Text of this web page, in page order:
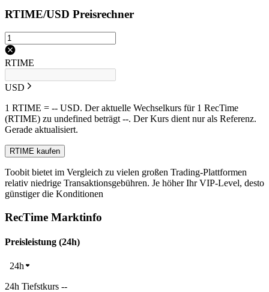
RTIME/USD Preisrechner
RTIME
USD
1 RTIME = -- USD. Der aktuelle Wechselkurs für 1 RecTime
(RTIME) zu undefined beträgt --. Der Kurs dient nur als Referenz.
Gerade aktualisiert.
RTIME kaufen
Toobit bietet im Vergleich zu vielen großen Trading-Plattformen
relativ niedrige Transaktionsgebühren. Je höher Ihr VIP-Level, desto
günstiger die Konditionen
RecTime Marktinfo
Preisleistung (24h)
24h
24h Tiefstkurs --